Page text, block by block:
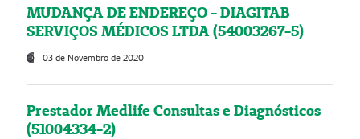
MUDANÇA DE ENDEREÇO - DIAGITAB
SERVIÇOS MÉDICOS LTDA (54003267-5)
03 de Novembro de 2020
Prestador Medlife Consultas e Diagnósticos
(51004334-2)